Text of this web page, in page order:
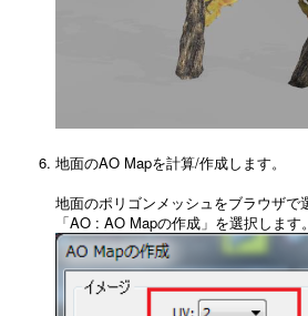
地面のAO Mapを計算/作成します。
地面のポリゴンメッシュをブラウザで
「AO : AO Mapの作成」を選択します。